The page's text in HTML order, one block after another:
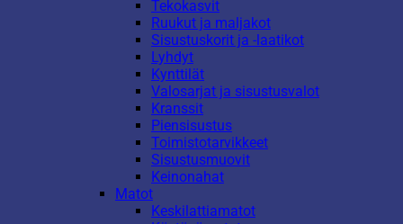
Tekokasvit
Ruukut ja maljakot
Sisustuskorit ja -laatikot
Lyhdyt
Kynttilät
Valosarjat ja sisustusvalot
Kranssit
Piensisustus
Toimistotarvikkeet
Sisustusmuovit
Keinonahat
Matot
Keskilattiamatot